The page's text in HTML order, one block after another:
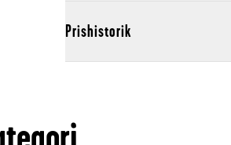
Prishistorik